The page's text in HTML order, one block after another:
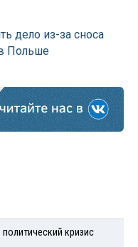
дело из-за сноса
Польше
политический кризис